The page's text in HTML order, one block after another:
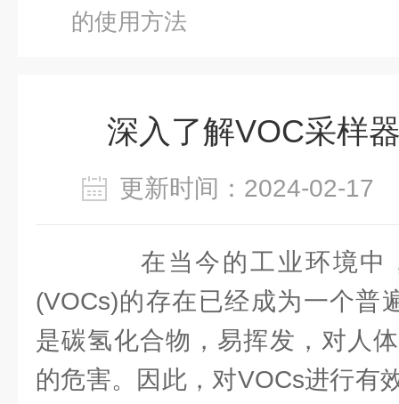
的使用方法
深入了解VOC采样
更新时间：2024-02-
在当今的工业环境中
(VOCs)的存在已经成为一个普
是碳氢化合物，易挥发，对人
的危害。因此，对VOCs进行有